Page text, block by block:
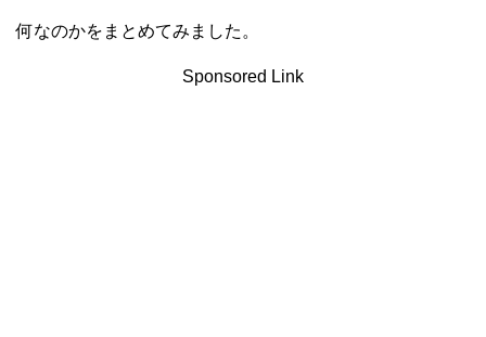
何なのかをまとめてみました。
Sponsored Link